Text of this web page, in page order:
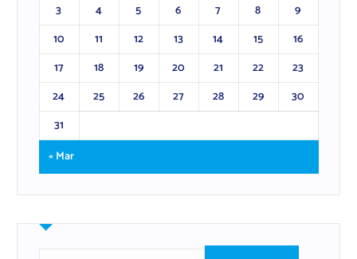
3
4 5 6 7 8
9
10
11 12 13 14 15
16
17
18 19 20 21 22
23
24
25 26 27 28 29
30
31
« Mar